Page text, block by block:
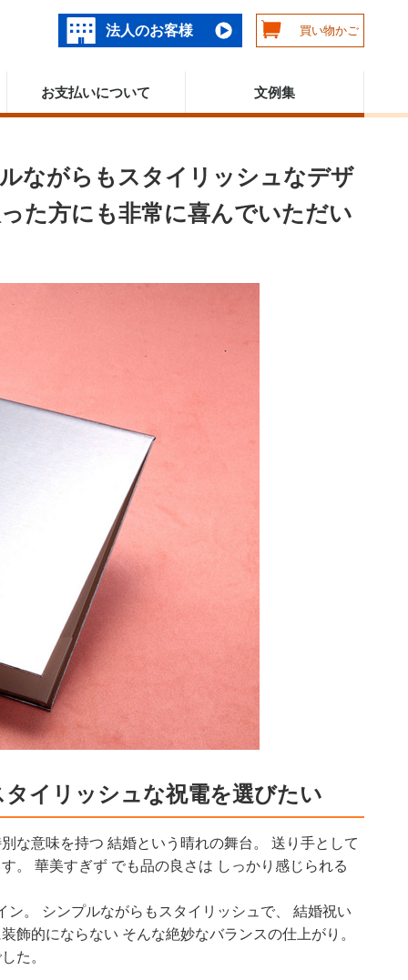
法人のお客様 買い物かご
お支払いについて 文例集
ながらもスタイリッシュなデザ
た方にも非常に喜んでいただい
イリッシュな祝電を選びたい
な意味を持つ 結婚という晴れの舞台。 送り手として
。 華美すぎず でも品の良さは しっかり感じられる
ン。 シンプルながらもスタイリッシュで、 結婚祝い
飾的にならない そんな絶妙なバランスの仕上がり。
た。